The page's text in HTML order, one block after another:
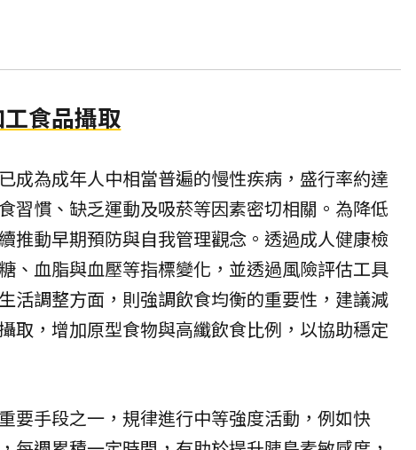
食品攝取
成為成年人中相當普遍的慢性疾病，盛行率約達
習慣、缺乏運動及吸菸等因素密切相關。為降低
推動早期預防與自我管理觀念。透過成人健康檢
、血脂與血壓等指標變化，並透過風險評估工具
活調整方面，則強調飲食均衡的重要性，建議減
取，增加原型食物與高纖飲食比例，以協助穩定
要手段之一，規律進行中等強度活動，例如快